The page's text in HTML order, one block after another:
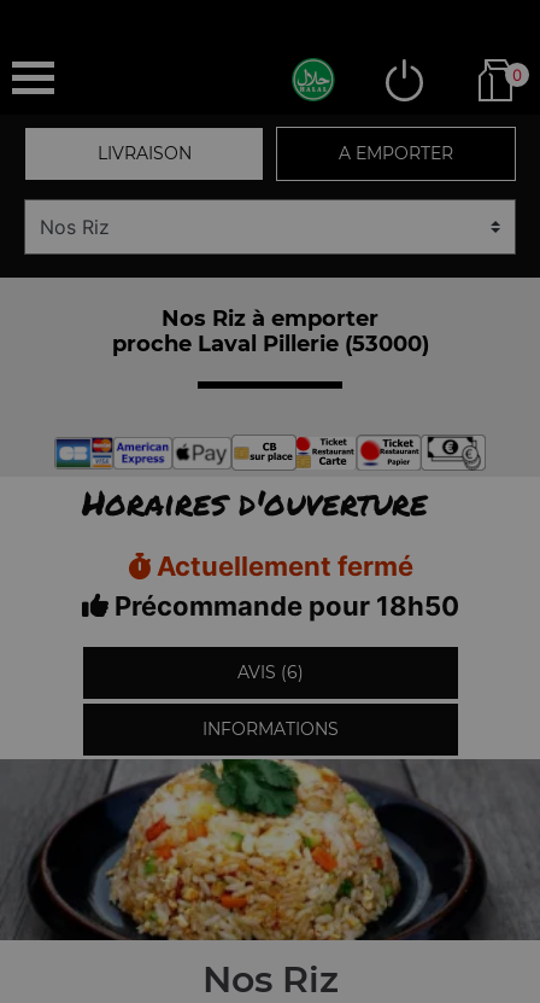
0
LIVRAISON A EMPORTER
Nos Riz à emporter
proche Laval Pillerie (53000)
Horaires d'ouverture
Actuellement fermé
Précommande pour 18h50
AVIS (6)
INFORMATIONS
Nos Riz